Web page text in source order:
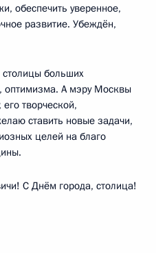
обеспечить уверенное,
развитие. Убеждён,
больших
оптимизма. А мэру Москвы
творческой,
ставить новые задачи,
целей на благо
С Днём города, столица!